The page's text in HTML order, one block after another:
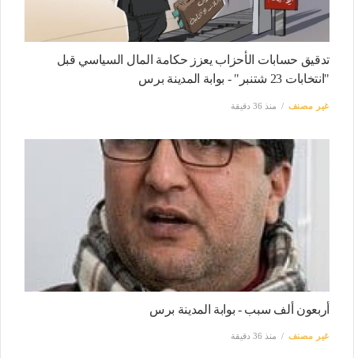
تدقيق حسابات الأحزاب يعزز حكامة المال السياسي قبل
"انتخابات 23 شتنبر" - بوابة المدينة برس
غير مصنف منذ 36 دقيقة
أربعون ألف سبب - بوابة المدينة برس
غير مصنف منذ 36 دقيقة